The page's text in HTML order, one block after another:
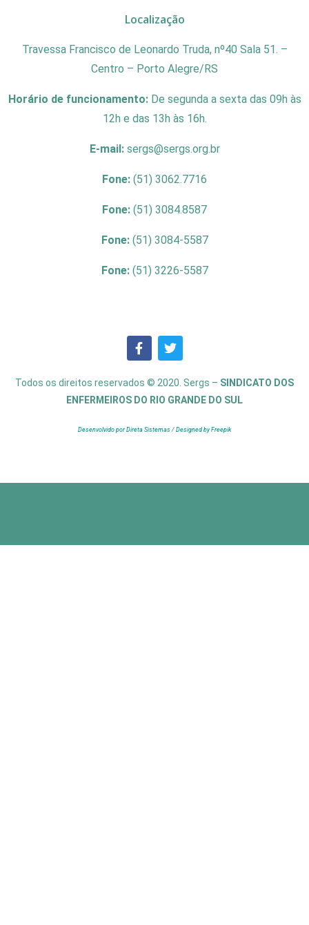
Localização
Travessa Francisco de Leonardo Truda, nº40 Sala 51. –
Centro – Porto Alegre/RS
Horário de funcionamento: De segunda a sexta das 09h às
12h e das 13h às 16h.
E-mail: sergs@sergs.org.br
Fone: (51) 3062.7716
Fone: (51) 3084.8587
Fone: (51) 3084-5587
Fone: (51) 3226-5587
Todos os direitos reservados © 2020. Sergs – SINDICATO DOS
ENFERMEIROS DO RIO GRANDE DO SUL
Desenvolvido por Direta Sistemas / Designed by Freepik